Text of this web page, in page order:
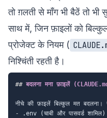
तो ग़लती से माँग भी बैठें तो भी
साथ में, जिन फ़ाइलों को
प्रोजेक्ट के नियम (
निश्चिंती रहती है।
## बदलना मना फ़ाइलें
-